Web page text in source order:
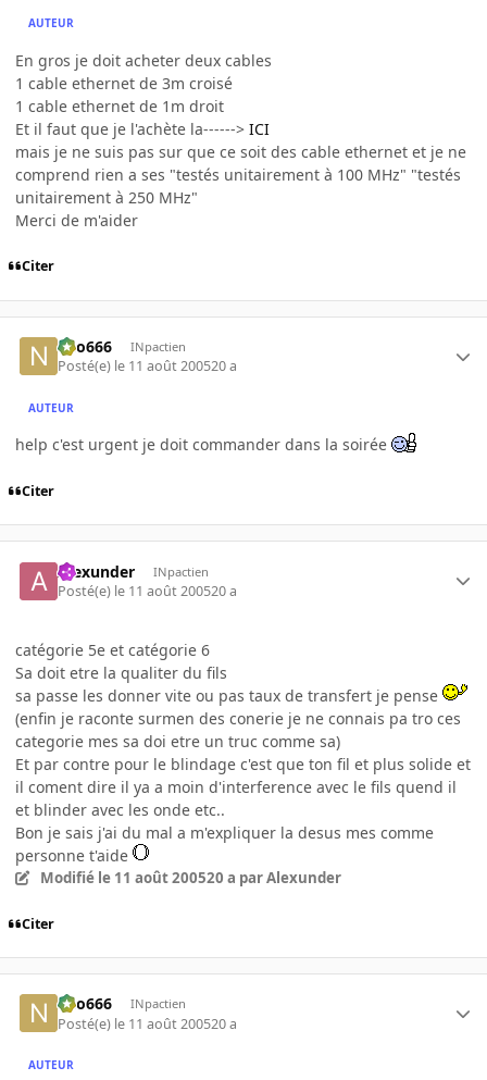
AUTEUR
En gros je doit acheter deux cables
1 cable ethernet de 3m croisé
1 cable ethernet de 1m droit
Et il faut que je l'achète la------> ICI
mais je ne suis pas sur que ce soit des cable ethernet et je ne
comprend rien a ses "testés unitairement à 100 MHz" "testés
unitairement à 250 MHz"
Merci de m'aider
Citer
neo666 INpactien
Posté(e) le 11 août 200520 a
AUTEUR
help c'est urgent je doit commander dans la soirée
Citer
Alexunder INpactien
Posté(e) le 11 août 200520 a
catégorie 5e et catégorie 6
Sa doit etre la qualiter du fils
sa passe les donner vite ou pas taux de transfert je pense
(enfin je raconte surmen des conerie je ne connais pa tro ces
categorie mes sa doi etre un truc comme sa)
Et par contre pour le blindage c'est que ton fil et plus solide et
il coment dire il ya a moin d'interference avec le fils quend il
et blinder avec les onde etc..
Bon je sais j'ai du mal a m'expliquer la desus mes comme
personne t'aide
Modifié le 11 août 200520 a par Alexunder
Citer
neo666 INpactien
Posté(e) le 11 août 200520 a
AUTEUR